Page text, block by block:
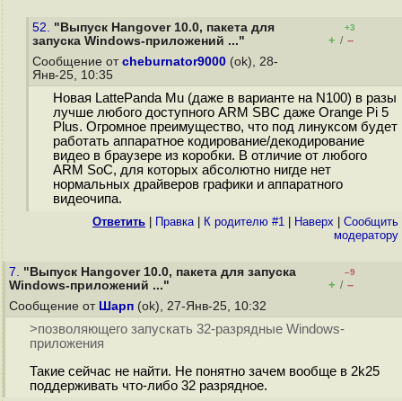
52. "Выпуск Hangover 10.0, пакета для
запуска Windows-приложений ..."
+3
+ / –
Сообщение от cheburnator9000 (ok), 28-
Янв-25, 10:35
Новая LattePanda Mu (даже в варианте на N100) в разы
лучше любого доступного ARM SBC даже Orange Pi 5
Plus. Огромное преимущество, что под линуксом будет
работать аппаратное кодирование/декодирование
видео в браузере из коробки. В отличие от любого
ARM SoC, для которых абсолютно нигде нет
нормальных драйверов графики и аппаратного
видеочипа.
Ответить Правка| К родителю #1 Наверх
Cообщить
модератору
7. "Выпуск Hangover 10.0, пакета для запуска
Windows-приложений ..."
–9
+ / –
Сообщение от Шарп (ok), 27-Янв-25, 10:32
>позволяющего запускать 32-разрядные Windows-
приложения
Такие сейчас не найти. Не понятно зачем вообще в 2k25
поддерживать что-либо 32 разрядное.